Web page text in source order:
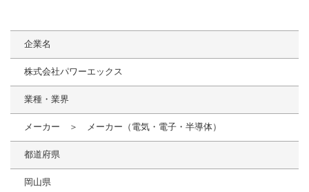
企業名
株式会社パワーエックス
業種・業界
メーカー ＞ メーカー（電気・電子・半導体）
都道府県
岡山県